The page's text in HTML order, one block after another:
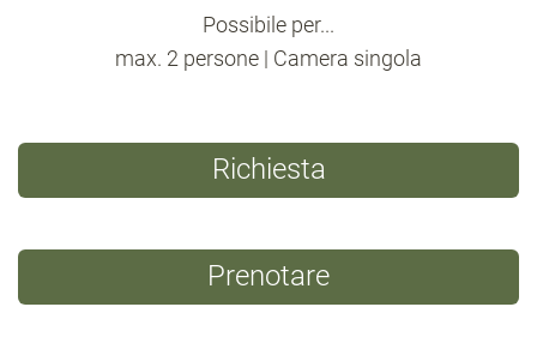
Possibile per...
max. 2 persone | Camera singola
Richiesta
Prenotare